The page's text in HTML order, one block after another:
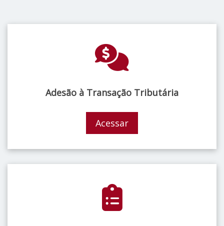
Adesão à Transação Tributária
Acessar